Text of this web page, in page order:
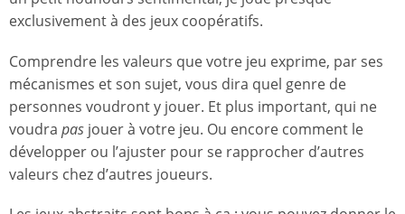
exclusivement à des jeux coopératifs.
Comprendre les valeurs que votre jeu exprime, par ses
mécanismes et son sujet, vous dira quel genre de
personnes voudront y jouer. Et plus important, qui ne
voudra pas jouer à votre jeu. Ou encore comment le
développer ou l’ajuster pour se rapprocher d’autres
valeurs chez d’autres joueurs.